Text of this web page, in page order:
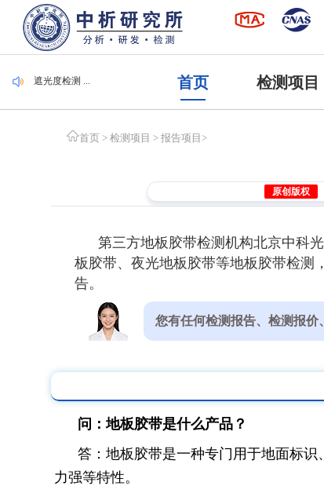
毛刷检测 ...
集装袋检测 ...
遮光度检测 ...
首页 检测项目
首页 > 检测项目 > 报告项目 >
原创版权
第三方地板胶带检测机构北京中科
板胶带、夜光地板胶带等地板胶带检测
告。
您有任何检测报告、检测报
问：地板胶带是什么产品？
答：地板胶带是一种专门用于地面标
力强等特性。